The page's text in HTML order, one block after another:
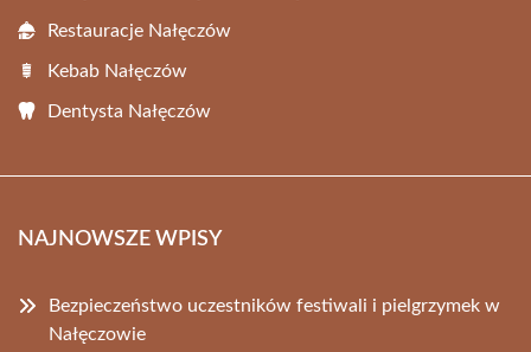
Restauracje Nałęczów
Kebab Nałęczów
Dentysta Nałęczów
NAJNOWSZE WPISY
Bezpieczeństwo uczestników festiwali i pielgrzymek w
Nałęczowie